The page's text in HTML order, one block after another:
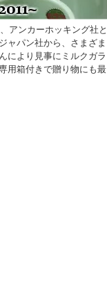
アンカーホッキング社と
ャパン社から、さまざま
により見事にミルクガラ
用箱付きで贈り物にも最